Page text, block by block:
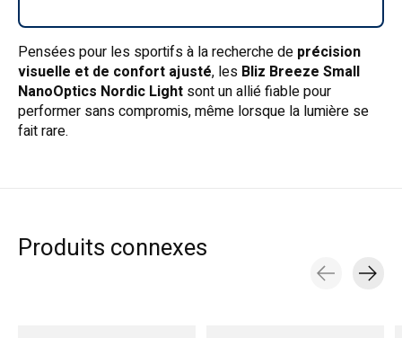
Pensées pour les sportifs à la recherche de précision
visuelle et de confort ajusté, les Bliz Breeze Small
NanoOptics Nordic Light sont un allié fiable pour
performer sans compromis, même lorsque la lumière se
fait rare.
Produits connexes